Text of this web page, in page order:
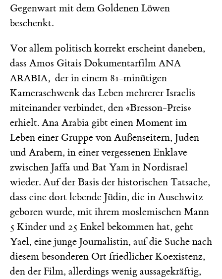
Gegenwart mit dem Goldenen Löwen
beschenkt.
Vor allem politisch korrekt erscheint daneben,
dass Amos Gitais Dokumentarfilm ANA
ARABIA, der in einem 81-minütigen
Kameraschwenk das Leben mehrerer Israelis
miteinander verbindet, den «Bresson-Preis»
erhielt. Ana Arabia gibt einen Moment im
Leben einer Gruppe von Außenseitern, Juden
und Arabern, in einer vergessenen Enklave
zwischen Jaffa und Bat Yam in Nordisrael
wieder. Auf der Basis der historischen Tatsache,
dass eine dort lebende Jüdin, die in Auschwitz
geboren wurde, mit ihrem moslemischen Mann
5 Kinder und 25 Enkel bekommen hat, geht
Yael, eine junge Journalistin, auf die Suche nach
diesem besonderen Ort friedlicher Koexistenz,
den der Film, allerdings wenig aussagekräftig,